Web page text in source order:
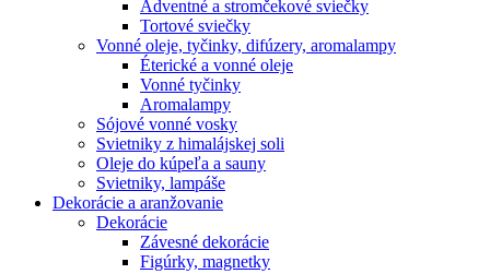
Adventné a stromčekové sviečky
Tortové sviečky
Vonné oleje, tyčinky, difúzery, aromalampy
Éterické a vonné oleje
Vonné tyčinky
Aromalampy
Sójové vonné vosky
Svietniky z himalájskej soli
Oleje do kúpeľa a sauny
Svietniky, lampáše
Dekorácie a aranžovanie
Dekorácie
Závesné dekorácie
Figúrky, magnetky